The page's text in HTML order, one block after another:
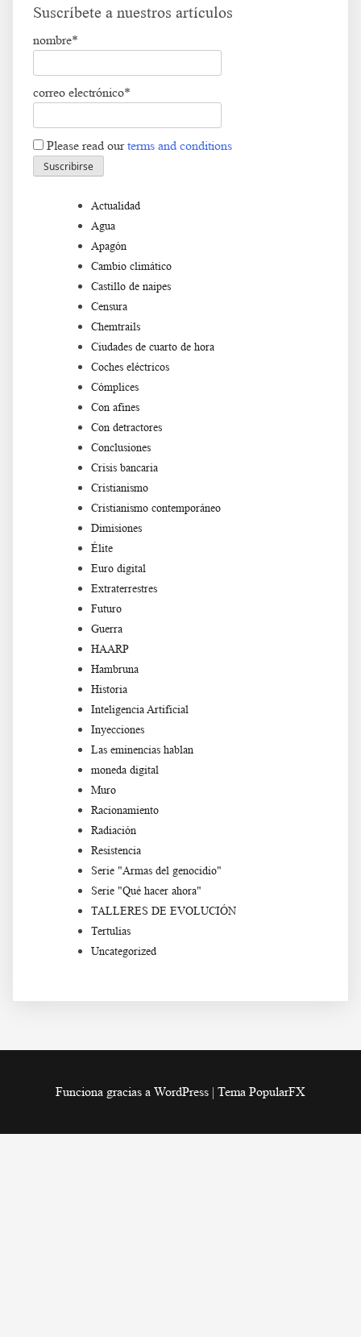
Suscríbete a nuestros artículos
nombre*
correo electrónico*
Please read ourterms and conditions
Actualidad
Agua
Apagón
Cambio climático
Castillo de naipes
Censura
Chemtrails
Ciudades de cuarto de hora
Coches eléctricos
Cómplices
Con afines
Con detractores
Conclusiones
Crisis bancaria
Cristianismo
Cristianismo contemporáneo
Dimisiones
Élite
Euro digital
Extraterrestres
Futuro
Guerra
HAARP
Hambruna
Historia
Inteligencia Artificial
Inyecciones
Las eminencias hablan
moneda digital
Muro
Racionamiento
Radiación
Resistencia
Serie "Armas del genocidio"
Serie "Qué hacer ahora"
TALLERES DE EVOLUCIÓN
Tertulias
Uncategorized
Funciona gracias a WordPress | Tema PopularFX